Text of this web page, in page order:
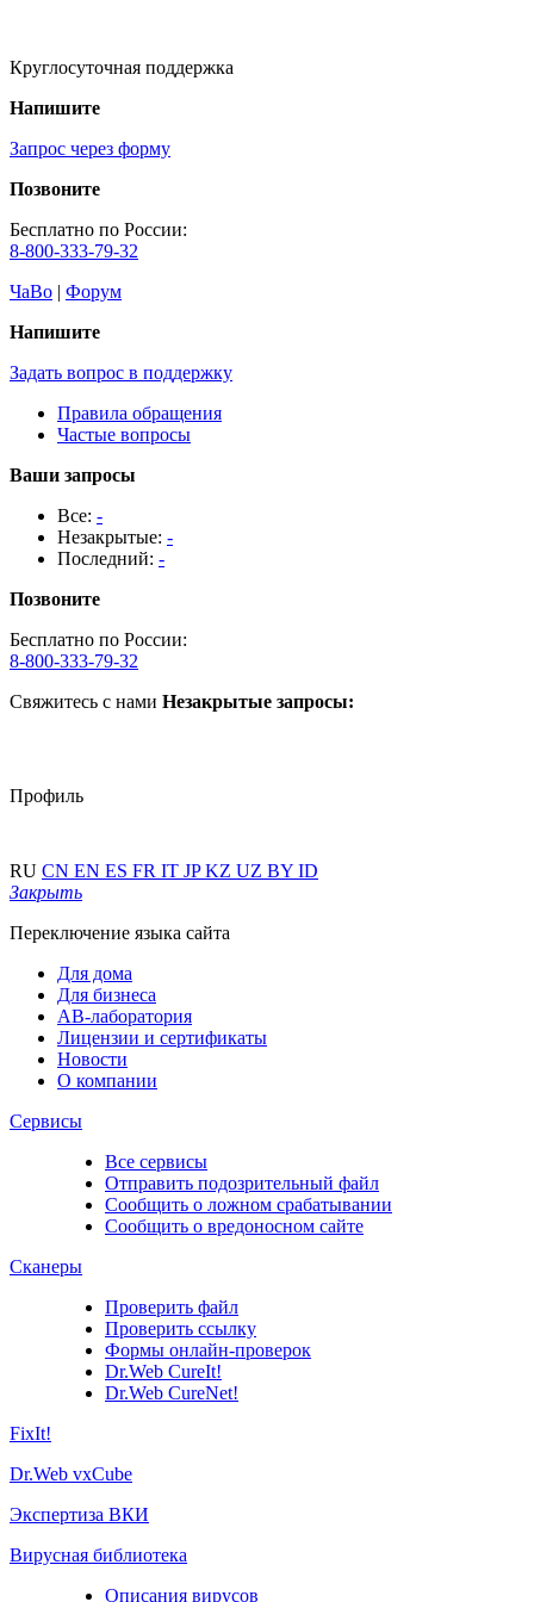
Круглосуточная поддержка
Напишите
Запрос через форму
Позвоните
Бесплатно по России:
8-800-333-79-32
ЧаВо | Форум
Напишите
Задать вопрос в поддержку
Правила обращения
Частые вопросы
Ваши запросы
Все: -
Незакрытые: -
Последний: -
Позвоните
Бесплатно по России:
8-800-333-79-32
Свяжитесь с нами Незакрытые запросы:
Профиль
RU CN EN ES FR IT JPKZ UZ BY ID
Закрыть
Переключение языка сайта
Для дома
Для бизнеса
АВ-лаборатория
Лицензии и сертификаты
Новости
О компании
Сервисы
Все сервисы
Отправить подозрительный файл
Сообщить о ложном срабатывании
Сообщить о вредоносном сайте
Сканеры
Проверить файл
Проверить ссылку
Формы онлайн-проверок
Dr.Web CureIt!
Dr.Web CureNet!
FixIt!
Dr.Web vxCube
Экспертиза ВКИ
Вирусная библиотека
Описания вирусов